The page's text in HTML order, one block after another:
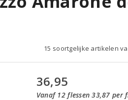
15 soortgelijke artikelen
36,95
Vanaf 12 flessen 33,87 per